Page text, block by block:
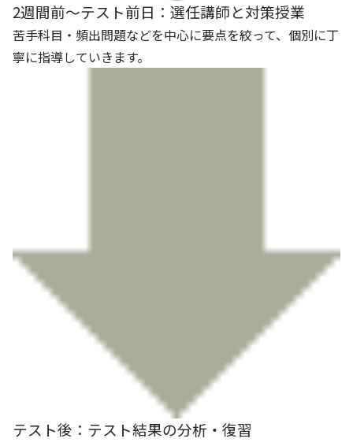
2週間前～テスト前日：選任講師と対策授業
苦手科目・頻出問題などを中心に要点を絞って、個別に丁
寧に指導していきます。
テスト後：テスト結果の分析・復習